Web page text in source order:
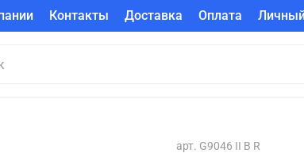
Контакты Доставка Оплата
арт. G9046 II B R